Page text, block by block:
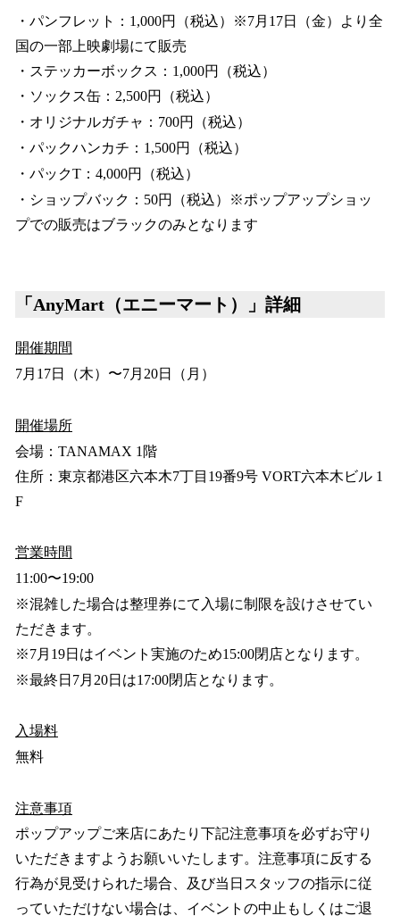
・パンフレット：1,000円（税込）※7月17日（金）より全
国の一部上映劇場にて販売
・ステッカーボックス：1,000円（税込）
・ソックス缶：2,500円（税込）
・オリジナルガチャ：700円（税込）
・パックハンカチ：1,500円（税込）
・パックT：4,000円（税込）
・ショップバック：50円（税込）※ポップアップショッ
プでの販売はブラックのみとなります
「AnyMart（エニーマート）」 詳細
開催期間
7月17日（木）〜7月20日（月）
開催場所
会場：TANAMAX 1階
住所：東京都港区六本木7丁目19番9号 VORT六本木ビル 1
F
営業時間
11:00〜19:00
※混雑した場合は整理券にて入場に制限を設けさせてい
ただきます。
※7月19日はイベント実施のため15:00閉店となります。
※最終日7月20日は17:00閉店となります。
入場料
無料
注意事項
ポップアップご来店にあたり下記注意事項を必ずお守り
いただきますようお願いいたします。注意事項に反する
行為が見受けられた場合、及び当日スタッフの指示に従
っていただけない場合は、イベントの中止もしくはご退